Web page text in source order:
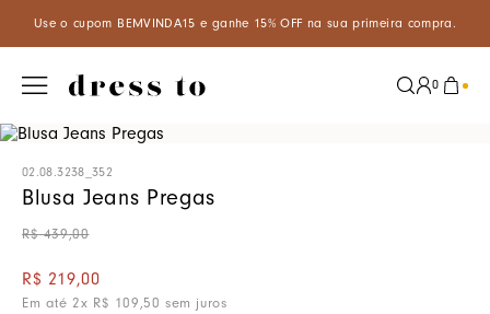
e ganhe 15% OFF na sua primeira compra. Aproveite um
0
02.08.3238_352
Blusa Jeans Pregas
R$ 439,00
R$ 219,00
Em até 2x R$ 109 ,50 sem juros